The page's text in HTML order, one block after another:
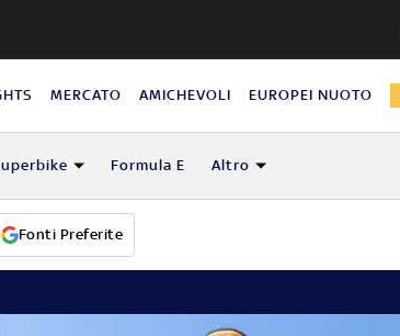
MERCATO AMICHEVOLI EUROPEI NUOTO
Formula E Altro
Fonti Preferite